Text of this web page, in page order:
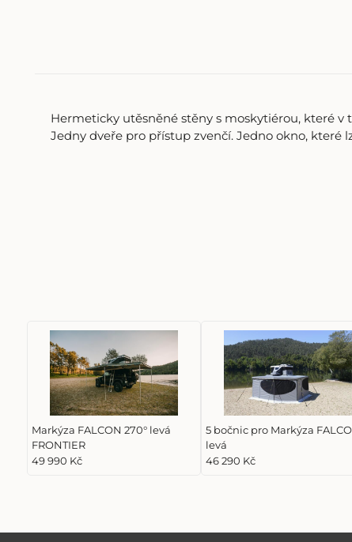
Hermeticky utěsněné stěny s moskytiérou, které v
Jedny dveře pro přístup zvenčí. Jedno okno, které
Markýza FALCON 270° levá
FRONTIER
49 990 Kč
5 bočnic pro Markýza
levá
46 290 Kč